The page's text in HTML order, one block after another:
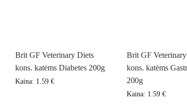
Brit GF Veterinary Diets
kons. katėms Diabetes 200g
Kaina: 1.59€
Brit GF
kons. katėms
200g
Kaina: 1.59€